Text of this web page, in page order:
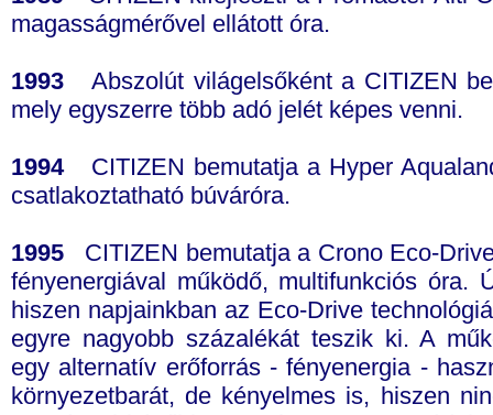
magasságmérővel ellátott óra.
1993 Abszolút világelsőként a CITIZEN
mely egyszerre több adó jelét képes venni.
1994CITIZEN bemutatja a Hyper
csatlakoztatható búváróra.
1995 CITIZEN bemutatja a Crono Eco-
fényenergiával működő, multifunkciós óra.
hiszen napjainkban az Eco-Drive
egyre nagyobb százalékát teszik ki. A
egy alternatív erőforrás - fényenergia -
környezetbarát, de kényelmes is, hiszen